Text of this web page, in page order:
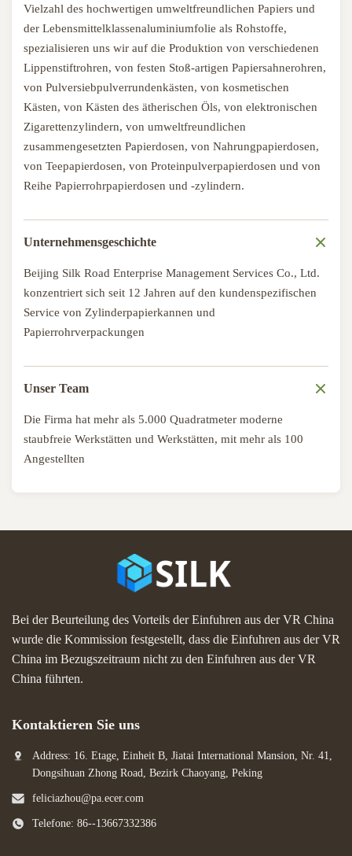
Vielzahl des hochwertigen umweltfreundlichen Papiers und
der Lebensmittelklassenaluminiumfolie als Rohstoffe,
spezialisieren uns wir auf die Produktion von verschiedenen
Lippenstiftrohren, von festen Stoß-artigen Papiersahnerohren,
von Pulversiebpulverrundenkästen, von kosmetischen
Kästen, von Kästen des ätherischen Öls, von elektronischen
Zigarettenzylindern, von umweltfreundlichen
zusammengesetzten Papierdosen, von Nahrungpapierdosen,
von Teepapierdosen, von Proteinpulverpapierdosen und von
Reihe Papierrohrpapierdosen und -zylindern.
Unternehmensgeschichte
Beijing Silk Road Enterprise Management Services Co., Ltd.
konzentriert sich seit 12 Jahren auf den kundenspezifischen
Service von Zylinderpapierkannen und
Papierrohrverpackungen
Unser Team
Die Firma hat mehr als 5.000 Quadratmeter moderne
staubfreie Werkstätten und Werkstätten, mit mehr als 100
Angestellten
Bei der Beurteilung des Vorteils der Einfuhren aus der VR China
wurde die Kommission festgestellt, dass die Einfuhren aus der VR
China im Bezugszeitraum nicht zu den Einfuhren aus der VR
China führten.
Kontaktieren Sie uns
Address: 16. Etage, Einheit B, Jiatai International Mansion, Nr. 41,
Dongsihuan Zhong Road, Bezirk Chaoyang, Peking
feliciazhou@pa.ecer.com
Telefone: 86--13667332386